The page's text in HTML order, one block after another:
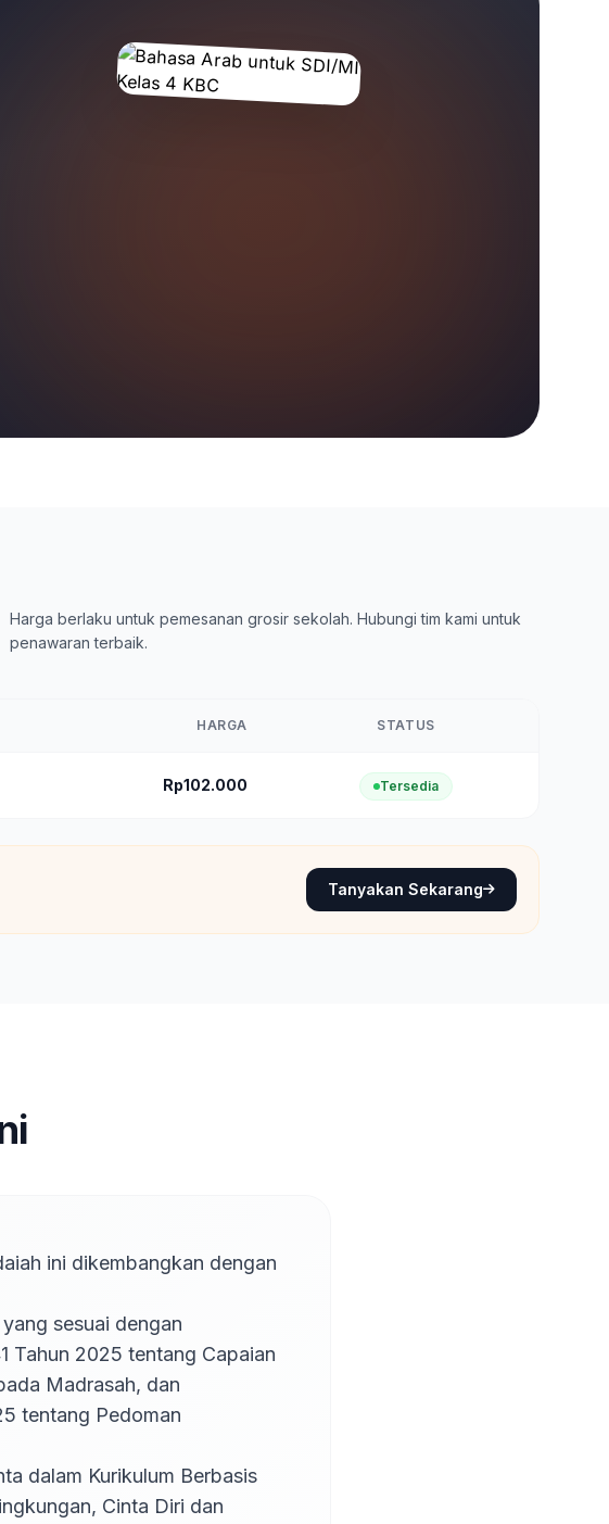
Harga berlaku untuk pemesanan grosir sekolah. Hubungi tim kami untuk
penawaran terbaik.
HARGA STATUS
Rp102.000 Tersedia
Tanyakan Sekarang
ini dikembangkan dengan
Tahun 2025 tentang Capaian
Madrasah, dan
tentang Pedoman
Cinta Diri dan